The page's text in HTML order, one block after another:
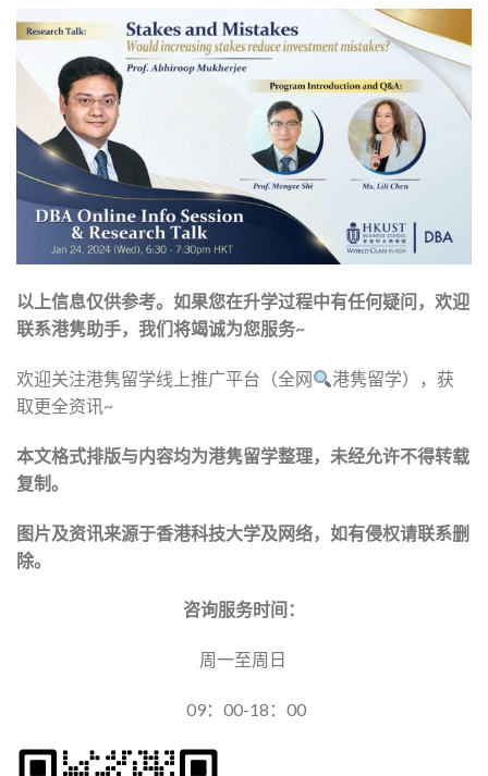
以上信息仅供参考。如果您在升学过程中有任何疑问，欢迎
联系港隽助手，我们将竭诚为您服务~
欢迎关注港隽留学线上推广平台（全网
港隽留学），获
取更全资讯~
本文格式排版与内容均为港隽留学整理，未经允许不得转载
复制。
图片及资讯来源于香港科技大学及网络，如有侵权请联系删
除。
咨询服务时间：
周一至周日
09：00-18：00